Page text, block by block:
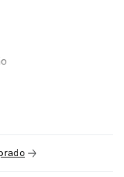
resultado
inovadores e mudar
conduzidos.